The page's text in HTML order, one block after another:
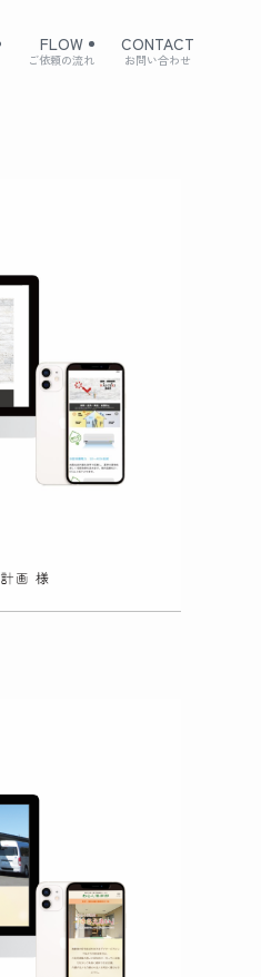
FLOW
ご依頼の流れ
CONTACT
お問い合わせ